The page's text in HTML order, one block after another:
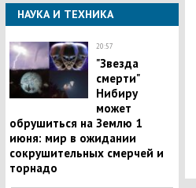
НАУКА И ТЕХНИКА
20:57
"Звезда
смерти"
Нибиру
может
обрушиться на Землю 1
июня: мир в ожидании
сокрушительных смерчей и
торнадо